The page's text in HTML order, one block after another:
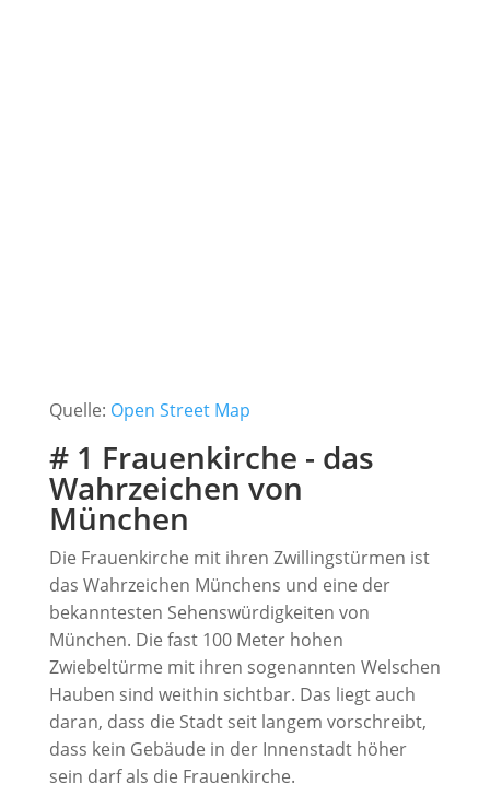
Quelle: Open Street Map
# 1 Frauenkirche - das
Wahrzeichen von
München
Die Frauenkirche mit ihren Zwillingstürmen ist
das Wahrzeichen Münchens und eine der
bekanntesten Sehenswürdigkeiten von
München. Die fast 100 Meter hohen
Zwiebeltürme mit ihren sogenannten Welschen
Hauben sind weithin sichtbar. Das liegt auch
daran, dass die Stadt seit langem vorschreibt,
dass kein Gebäude in der Innenstadt höher
sein darf als die Frauenkirche.